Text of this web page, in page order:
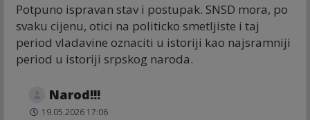
Potpuno ispravan stav i postupak. SNSD mora, po
svaku cijenu, otici na politicko smetljiste i taj
period vladavine oznaciti u istoriji kao najsramniji
period u istoriji srpskog naroda.
Narod!!!
19.05.2026 17:06